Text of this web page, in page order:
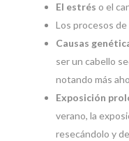
El estrés o el
Los procesos de
Causas
ser un cabello
notando más
Exposición
verano, la
resecándolo y